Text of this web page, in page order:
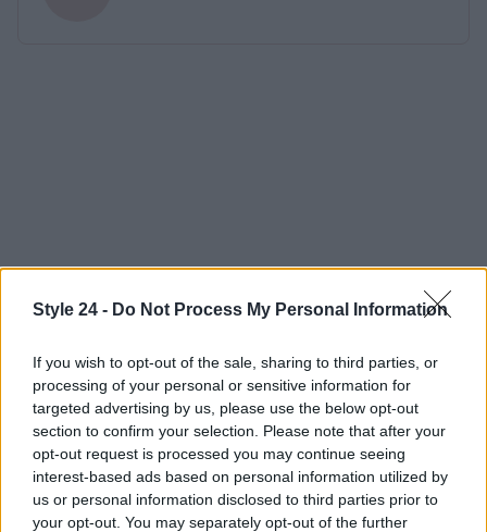
Style 24 - Do Not Process My Personal Information
If you wish to opt-out of the sale, sharing to third parties, or
processing of your personal or sensitive information for
targeted advertising by us, please use the below opt-out
section to confirm your selection. Please note that after your
opt-out request is processed you may continue seeing
interest-based ads based on personal information utilized by
us or personal information disclosed to third parties prior to
your opt-out. You may separately opt-out of the further